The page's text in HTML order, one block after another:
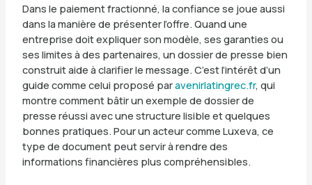
Dans le paiement fractionné, la confiance se joue aussi
dans la manière de présenter l’offre. Quand une
entreprise doit expliquer son modèle, ses garanties ou
ses limites à des partenaires, un dossier de presse bien
construit aide à clarifier le message. C’est l’intérêt d’un
guide comme celui proposé paravenirlatingrec.fr, qui
montre comment bâtir un exemple de dossier de
presse réussi avec une structure lisible et quelques
bonnes pratiques. Pour un acteur comme Luxeva, ce
type de document peut servir à rendre des
informations financières plus compréhensibles.